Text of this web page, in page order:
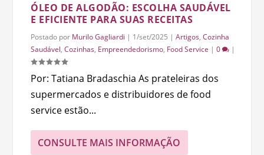
ÓLEO DE ALGODÃO: ESCOLHA SAUDÁVEL
E EFICIENTE PARA SUAS RECEITAS
Postado por Murilo Gagliardi | 1/set/2025 |Artigos,Cozinha
Saudável,Cozinhas, Empreendedorismo, Food Service |0 |
Por: Tatiana Bradaschia As prateleiras dos
supermercados e distribuidores de food
service estão...
CONSULTE MAIS INFORMAÇÃO